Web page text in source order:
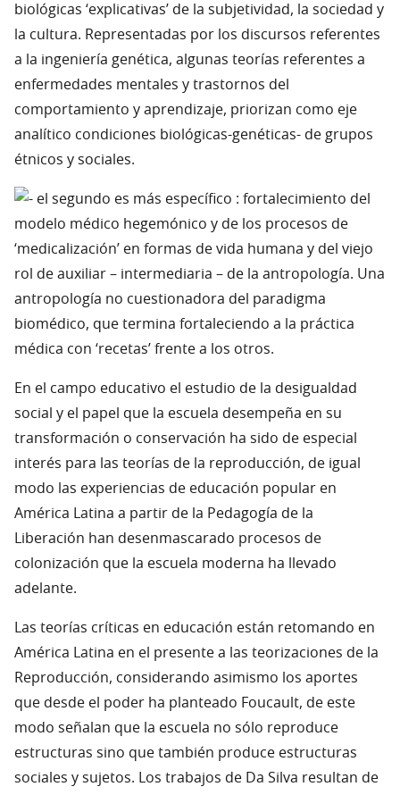
biológicas ‘explicativas’ de la subjetividad, la sociedad y
la cultura. Representadas por los discursos referentes
a la ingeniería genética, algunas teorías referentes a
enfermedades mentales y trastornos del
comportamiento y aprendizaje, priorizan como eje
analítico condiciones biológicas-genéticas- de grupos
étnicos y sociales.
el segundo es más específico : fortalecimiento del
modelo médico hegemónico y de los procesos de
‘medicalización’ en formas de vida humana y del viejo
rol de auxiliar – intermediaria – de la antropología. Una
antropología no cuestionadora del paradigma
biomédico, que termina fortaleciendo a la práctica
médica con ‘recetas’ frente a los otros.
En el campo educativo el estudio de la desigualdad
social y el papel que la escuela desempeña en su
transformación o conservación ha sido de especial
interés para las teorías de la reproducción, de igual
modo las experiencias de educación popular en
América Latina a partir de la Pedagogía de la
Liberación han desenmascarado procesos de
colonización que la escuela moderna ha llevado
adelante.
Las teorías críticas en educación están retomando en
América Latina en el presente a las teorizaciones de la
Reproducción, considerando asimismo los aportes
que desde el poder ha planteado Foucault, de este
modo señalan que la escuela no sólo reproduce
estructuras sino que también produce estructuras
sociales y sujetos. Los trabajos de Da Silva resultan de